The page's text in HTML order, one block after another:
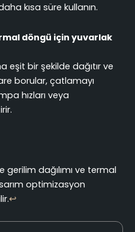
kısa süre kullanın.
döngü için yuvarlak
eşit bir şekilde dağıtır ve
borular, çatlamayı
hızları veya
gerilim dağılımı ve termal
optimizasyon
↩